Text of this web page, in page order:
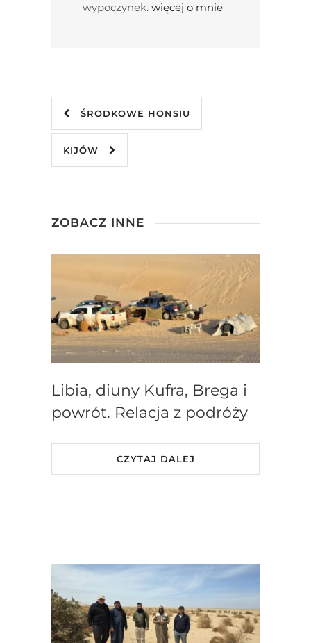
wypoczynek. więcej o mnie
ŚRODKOWE HONSIU
KIJÓW
ZOBACZ INNE
Libia, diuny Kufra, Brega i
powrót. Relacja z podróży
CZYTAJ DALEJ